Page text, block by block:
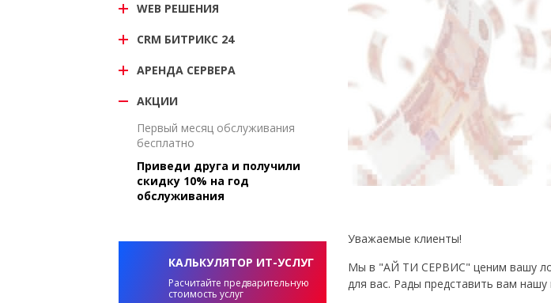
WEB РЕШЕНИЯ
CRM БИТРИКС 24
АРЕНДА СЕРВЕРА
АКЦИИ
Первый месяц обслуживания
бесплатно
Приведи друга и получили
скидку 10% на год
обслуживания
КАЛЬКУЛЯТОР ИТ-УСЛУГ
Расчитайте предварительную
стоимость услуг
Уважаемые клиенты!
Мы в "АЙ ТИ СЕРВИС" ценим вашу
для вас. Рады представить вам